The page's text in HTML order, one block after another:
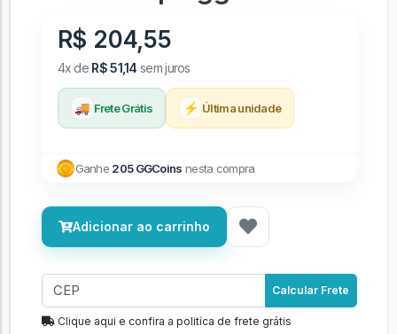
R$ 204,55
4x de R$ 51,14 sem juros
🚚 Frete Grátis ⚡ Última unidade
Ganhe 205 GGCoins nesta compra
Adicionar ao carrinho
Calcular Frete
Clique aqui e confira a politíca de frete grátis